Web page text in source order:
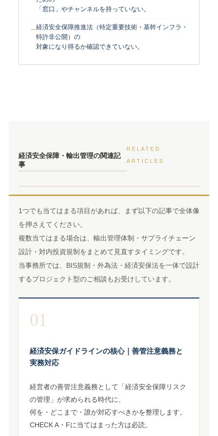
「窓口」やチャンネルを持っていない。
経済安全保障推進法（特定重要技術・基幹インフラ・
特許非公開）の
対象になり得るか確認できていない。
経済安全保障・輸出管理の関連記
事
RELATED
ARTICLES
1つでも当てはまる項目があれば、まず以下の記事で全体像
を押さえてください。
複数当てはまる場合は、輸出管理体制・サプライチェーン
設計・対内投資規制をまとめて見直すタイミングです。
当事務所では、BIS規制・外為法・経済安保法を一体で設計
するプロジェクト型のご相談もお受けしています。
01
経済安保ガイドラインの核心｜善管注意義務と
実務対応
経営者の善管注意義務として「経済安全保障リスク
の管理」が求められる時代に、
何を・どこまで・誰が対応すべきかを整理します。
CHECK A・Fに当てはまった方は必読。